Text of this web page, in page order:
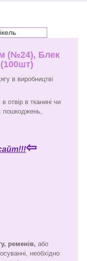
(№24), Блек
в виробництві
отвір в тканині чи
пошкоджень,
⇦
ременів, або
необхідно